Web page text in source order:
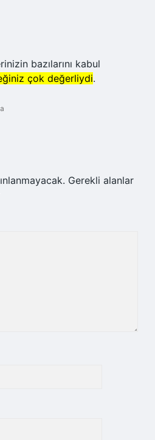
bazılarını kabul
çok değerliydi.
Gerekli alanlar